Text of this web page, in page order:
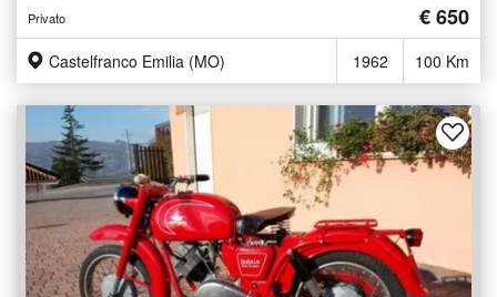
Privato € 650
Castelfranco Emilia (MO) 1962 100 Km